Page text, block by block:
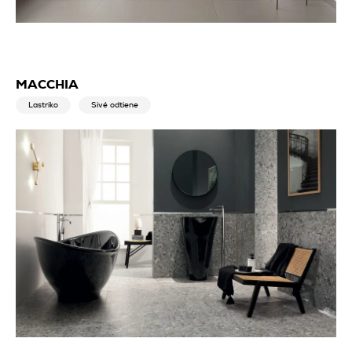
MACCHIA
Lastriko Sivé odtiene